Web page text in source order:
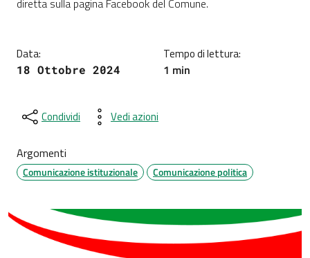
diretta sulla pagina Facebook del Comune.
Data:
18 Ottobre 2024
Tempo di lettura:
1 min
Condividi Vedi azioni
Argomenti
Comunicazione istituzionale Comunicazione politica